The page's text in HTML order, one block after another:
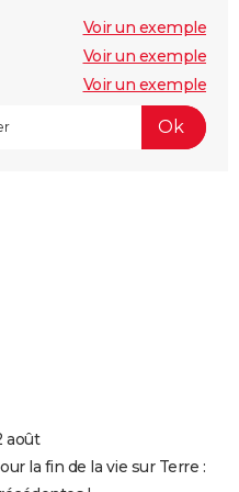
Voir un exemple
Voir un exemple
Voir un exemple
août
la fin de la vie sur Terre :